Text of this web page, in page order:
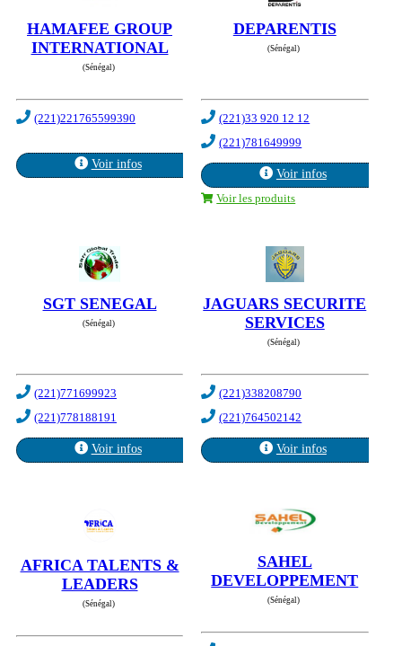
HAMAFEE GROUP
INTERNATIONAL
(Sénégal)
(221)221765599390
Voir infos
DEPARENTIS
(Sénégal)
(221)33 920 12 12
(221)781649999
Voir infos
Voir les produits
SGT SENEGAL
(Sénégal)
(221)771699923
(221)778188191
Voir infos
JAGUARS SECURITE
SERVICES
(Sénégal)
(221)338208790
(221)764502142
Voir infos
AFRICA TALENTS &
LEADERS
(Sénégal)
SAHEL
DEVELOPPEMENT
(Sénégal)